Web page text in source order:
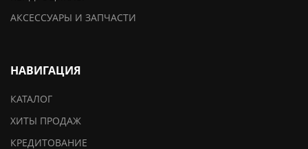
АКСЕССУАРЫ И ЗАПЧАСТИ
НАВИГАЦИЯ
КАТАЛОГ
ХИТЫ ПРОДАЖ
КРЕДИТОВАНИЕ